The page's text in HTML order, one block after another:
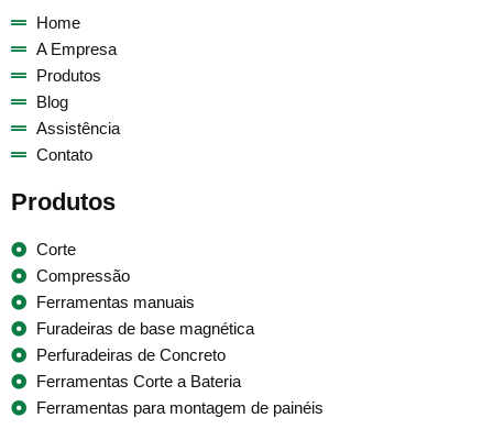
Home
A Empresa
Produtos
Blog
Assistência
Contato
Produtos
Corte
Compressão
Ferramentas manuais
Furadeiras de base magnética
Perfuradeiras de Concreto
Ferramentas Corte a Bateria
Ferramentas para montagem de painéis